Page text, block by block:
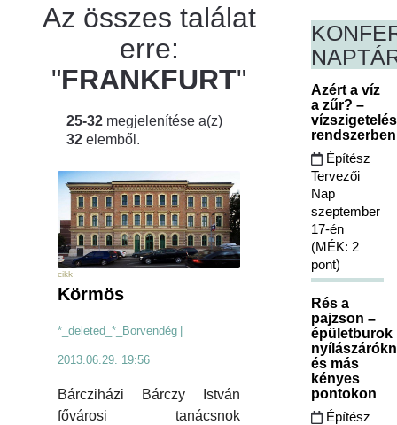
Az összes találat
erre:
"FRANKFURT"
25-32 megjelenítése a(z)
32 elemből.
cikk
Körmös
*_deleted_*_Borvendég
2013.06.29. 19:56
Bárcziházi Bárczy István
fővárosi tanácsnok
Azért a víz
a zűr? –
Építész
Tervezői
Nap
szeptember
17-én
(MÉK: 2
pont)
Rés a
pajzson –
épületburok
és más
kényes
pontokon
Építész